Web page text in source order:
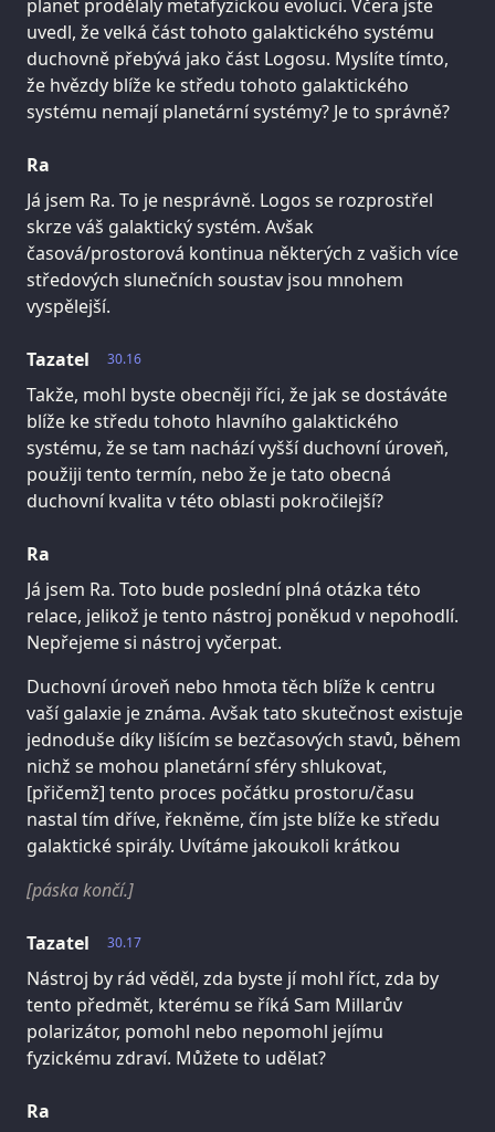
planet prodělaly metafyzickou evoluci. Včera jste
uvedl, že velká část tohoto galaktického systému
duchovně přebývá jako část Logosu. Myslíte tímto,
že hvězdy blíže ke středu tohoto galaktického
systému nemají planetární systémy? Je to správně?
Ra
Já jsem Ra. To je nesprávně. Logos se rozprostřel
skrze váš galaktický systém. Avšak
časová/prostorová kontinua některých z vašich více
středových slunečních soustav jsou mnohem
vyspělejší.
30.16
Tazatel
Takže, mohl byste obecněji říci, že jak se dostáváte
blíže ke středu tohoto hlavního galaktického
systému, že se tam nachází vyšší duchovní úroveň,
použiji tento termín, nebo že je tato obecná
duchovní kvalita v této oblasti pokročilejší?
Ra
Já jsem Ra. Toto bude poslední plná otázka této
relace, jelikož je tento nástroj poněkud v nepohodlí.
Nepřejeme si nástroj vyčerpat.
Duchovní úroveň nebo hmota těch blíže k centru
vaší galaxie je známa. Avšak tato skutečnost existuje
jednoduše díky lišícím se bezčasových stavů, během
nichž se mohou planetární sféry shlukovat,
[přičemž] tento proces počátku prostoru/času
nastal tím dříve, řekněme, čím jste blíže ke středu
galaktické spirály. Uvítáme jakoukoli krátkou
[páska končí.]
30.17
Tazatel
Nástroj by rád věděl, zda byste jí mohl říct, zda by
tento předmět, kterému se říká Sam Millarův
polarizátor, pomohl nebo nepomohl jejímu
fyzickému zdraví. Můžete to udělat?
Ra